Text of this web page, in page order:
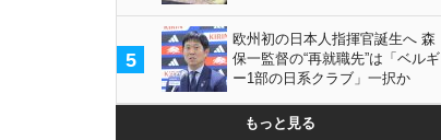
5
欧州初の日本人指揮官誕生へ 森
保一監督の“再就職先”は「ベルギ
ー1部の日系クラブ」一択か
もっと見る